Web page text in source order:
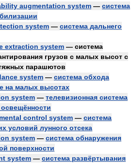
augmentation system — система
system — система дальнего
extraction system — система
грузов с малых высот с
парашютов
system — система обхода
на малых высотах
system — телевизионная система
control system — система
условий лунного отсека
system — система обнаружения
поверхности
system — система развёртывания